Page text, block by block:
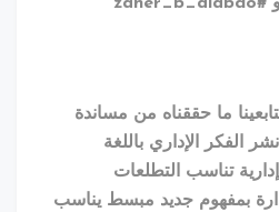
حققناه من مساندة
باللغة
التطلعات
جديد مبسط يناسب